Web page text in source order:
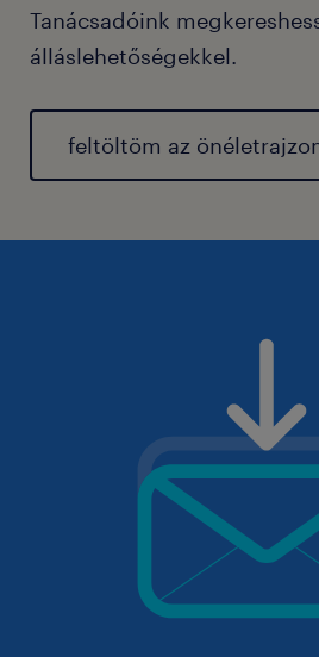
Tanácsadóink
álláslehetőségekkel.
feltöltöm az